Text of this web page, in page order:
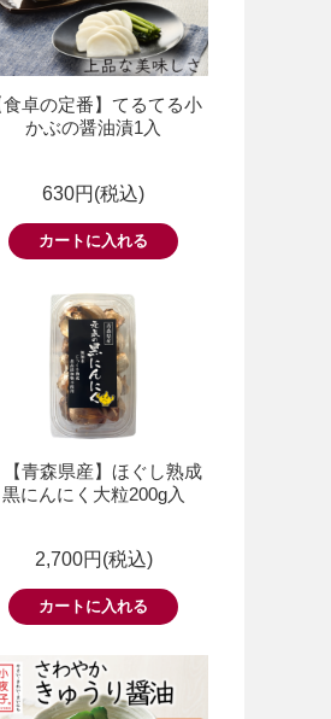
食卓の定番】てるてる小
かぶの醤油漬1入
630円(税込)
【青森県産】ほぐし熟成
黒にんにく大粒200g入
2,700円(税込)